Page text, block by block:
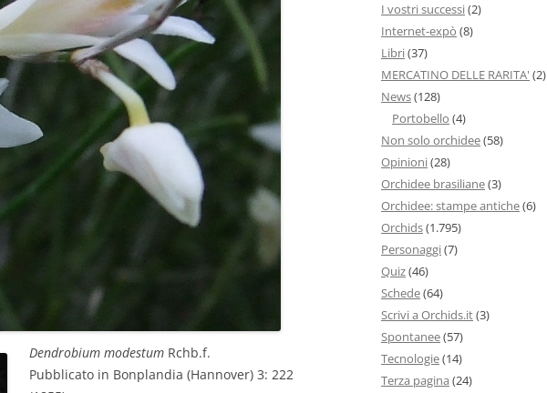
Dendrobium modestum Rchb.f.
Pubblicato in Bonplandia (Hannover) 3: 222
I vostri successi(2)
Internet-expò (8)
Libri(37)
MERCATINO DELLE RARITA' (2)
News(128)
Portobello (4)
Non solo orchidee(58)
Opinioni(28)
Orchidee brasiliane(3)
Orchidee: stampe antiche(6)
Orchids(1.795)
Personaggi(7)
Quiz(46)
Schede(64)
Scrivi a Orchids.it(3)
Spontanee(57)
Tecnologie(14)
Terza pagina (24)